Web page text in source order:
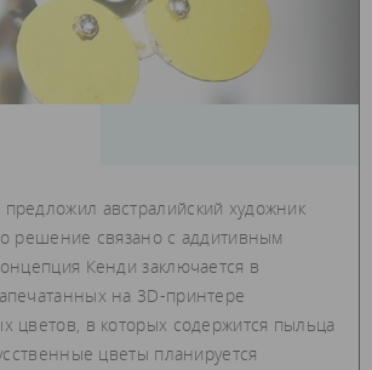
австралийский художник
решение связано с аддитивным
Кенди заключается в
на 3D-принтере
цветов, в которых содержится пыльца
цветы планируется